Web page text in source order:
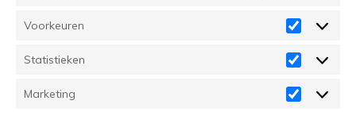
Voorkeuren
Statistieken
Marketing
Marketing